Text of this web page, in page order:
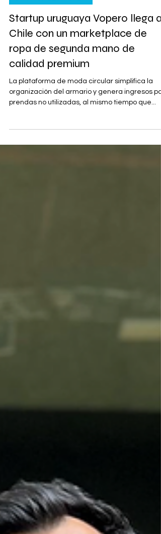
STARTUP DESTACADA
Startup uruguaya Vopero llega a
Chile con un marketplace de
ropa de segunda mano de
calidad premium
organización del armario y genera ingresos por